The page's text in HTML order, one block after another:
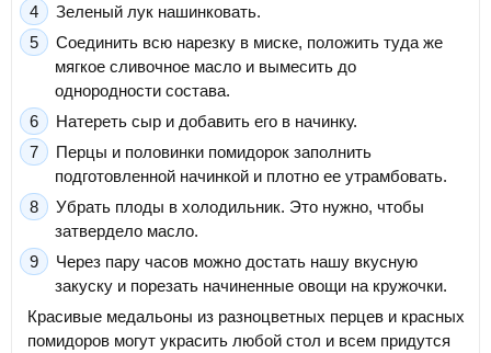
Зеленый лук нашинковать.
Соединить всю нарезку в миске, положить туда же
мягкое сливочное масло и вымесить до
однородности состава.
Натереть сыр и добавить его в начинку.
Перцы и половинки помидорок заполнить
подготовленной начинкой и плотно ее утрамбовать.
Убрать плоды в холодильник. Это нужно, чтобы
затвердело масло.
Через пару часов можно достать нашу вкусную
закуску и порезать начиненные овощи на кружочки.
Красивые медальоны из разноцветных перцев и красных
помидоров могут украсить любой стол и всем придутся